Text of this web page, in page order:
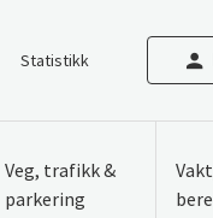
Statistikk
Veg, trafikk &
parkering